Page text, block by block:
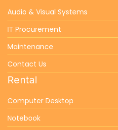
Audio & Visual Systems
IT Procurement
Maintenance
Contact Us
Rental
Computer Desktop
Notebook